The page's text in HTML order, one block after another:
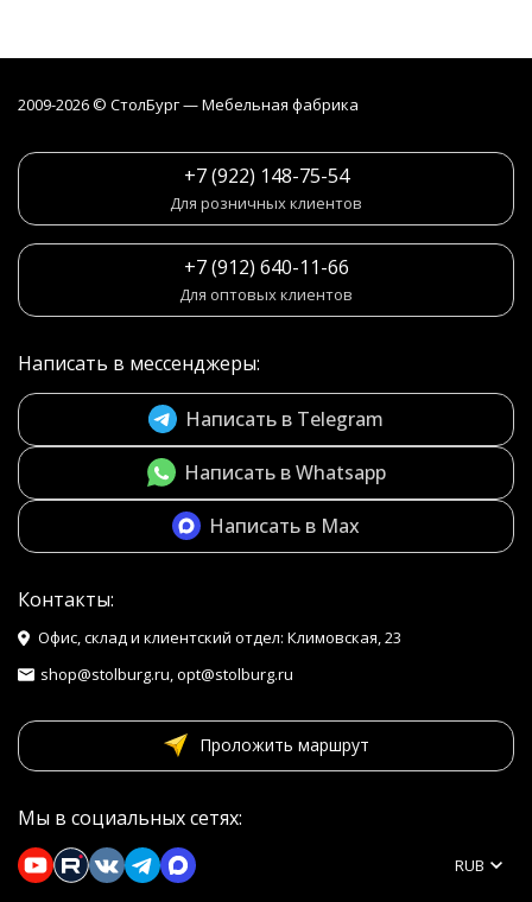
2009-2026 © СтолБург — Мебeльная фабрика
+7 (922) 148-75-54
Для розничных клиентов
+7 (912) 640-11-66
Для оптовых клиентов
Написать в мессенджеры:
Написать в Telegram
Написать в Whatsapp
Написать в Max
Контакты:
Офис, склад и клиентский отдел: Климовская, 23
shop@stolburg.ru, opt@stolburg.ru
Проложить маршрут
Мы в социальных сетях:
RUB